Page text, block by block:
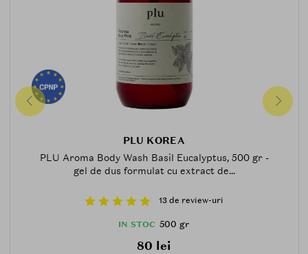
PLU KOREA
PLU Aroma Body Wash Basil Eucalyptus, 500 gr -
gel de dus formulat cu extract de...
13 de review-uri
IN STOC 500 gr
80 lei